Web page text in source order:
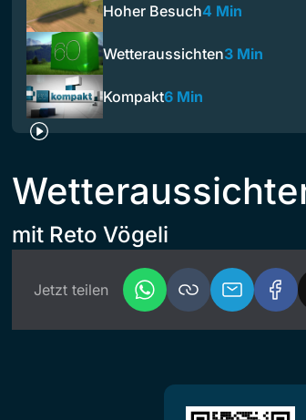
Hoher Besuch4 Min
Wetteraussichten3 Min
Kompakt6 Min
mit Reto Vögeli
Jetzt teilen